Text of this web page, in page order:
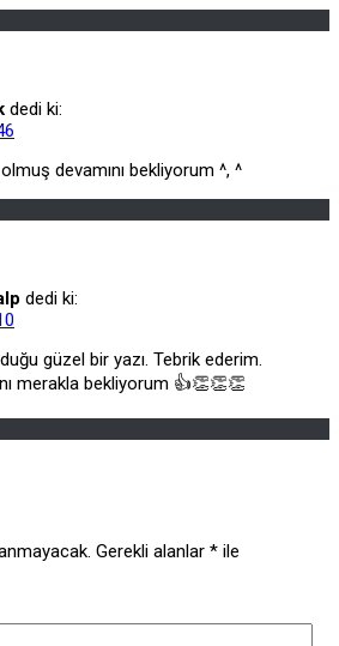
dedi ki:
devamını bekliyorum ^, ^
dedi ki:
güzel bir yazı. Tebrik ederim.
merakla bekliyorum 👍👏👏👏
Gerekli alanlar * ile